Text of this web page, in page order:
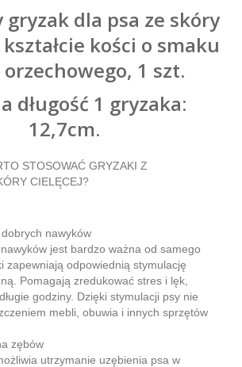
dla psa ze skóry
kości o smaku
orzechowego, 1 szt.
długość 1 gryzaka:
12,7cm.
STOSOWAĆ GRYZAKI Z
CIELĘCEJ?
nawyków
jest bardzo ważna od samego
zapewniają odpowiednią stymulację
Pomagają zredukować stres i lęk,
godziny. Dzięki stymulacji psy nie
mebli, obuwia i innych sprzętów
zębów
utrzymanie uzębienia psa w